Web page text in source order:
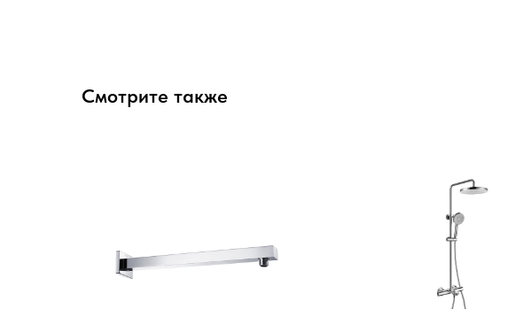
Смотрите также